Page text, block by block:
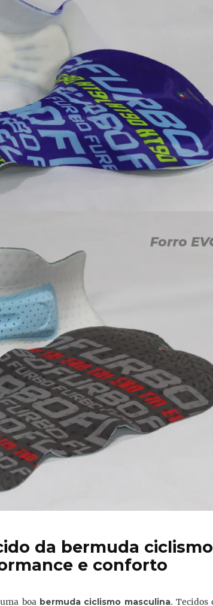
da bermuda ciclismo
e conforto
boa bermuda ciclismo masculina. Tecidos